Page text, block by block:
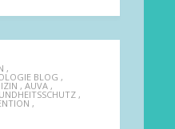
,
BLOG ,
, AUVA ,
,
,